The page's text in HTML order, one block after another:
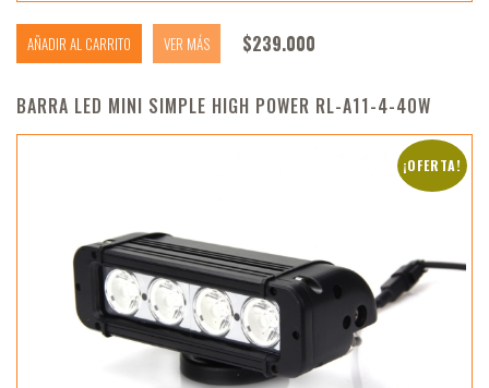
AÑADIR AL CARRITO VER MÁS $239.000
BARRA LED MINI SIMPLE HIGH POWER RL-A11-4-40W
¡OFERTA!